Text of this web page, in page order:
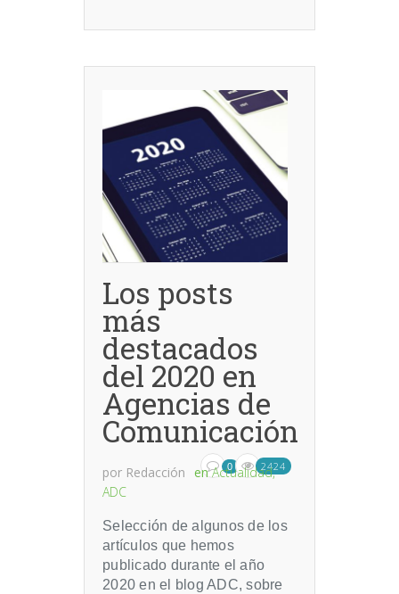
Los posts
más
destacados
del 2020 en
Agencias de
Comunicación
por Redacción en Actualidad,
ADC
0 2424
Selección de algunos de los
artículos que hemos
publicado durante el año
2020 en el blog ADC, sobre